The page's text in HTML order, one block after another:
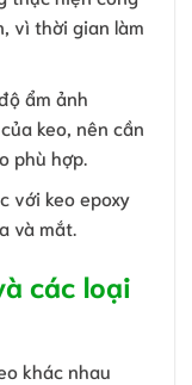
vì thời gian làm
ẩm ảnh
keo, nên cần
phù hợp.
với keo epoxy
và mắt.
các loại
khác nhau